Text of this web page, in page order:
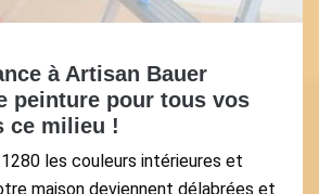
à Artisan Bauer
peinture pour tous vos
ce milieu !
les couleurs intérieures et
maison deviennent délabrées et